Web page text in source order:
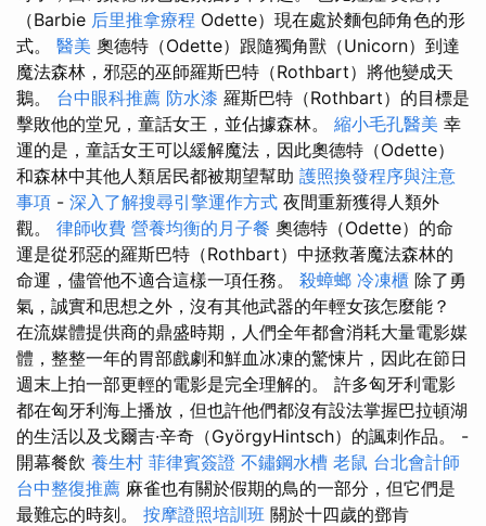
（Barbie 后里推拿療程 Odette）現在處於麵包師角色的形
式。 醫美 奧德特（Odette）跟隨獨角獸（Unicorn）到達
魔法森林，邪惡的巫師羅斯巴特（Rothbart）將他變成天
鵝。 台中眼科推薦 防水漆 羅斯巴特（Rothbart）的目標是
擊敗他的堂兄，童話女王，並佔據森林。 縮小毛孔醫美 幸
運的是，童話女王可以緩解魔法，因此奧德特（Odette）
和森林中其他人類居民都被期望幫助 護照換發程序與注意
事項 - 深入了解搜尋引擎運作方式 夜間重新獲得人類外
觀。 律師收費 營養均衡的月子餐 奧德特（Odette）的命
運是從邪惡的羅斯巴特（Rothbart）中拯救著魔法森林的
命運，儘管他不適合這樣一項任務。 殺蟑螂 冷凍櫃 除了勇
氣，誠實和思想之外，沒有其他武器的年輕女孩怎麼能？
在流媒體提供商的鼎盛時期，人們全年都會消耗大量電影媒
體，整整一年的胃部戲劇和鮮血冰凍的驚悚片，因此在節日
週末上拍一部更輕的電影是完全理解的。 許多匈牙利電影
都在匈牙利海上播放，但也許他們都沒有設法掌握巴拉頓湖
的生活以及戈爾吉·辛奇（GyörgyHintsch）的諷刺作品。 -
開幕餐飲 養生村 菲律賓簽證 不鏽鋼水槽 老鼠 台北會計師
台中整復推薦 麻雀也有關於假期的鳥的一部分，但它們是
最難忘的時刻。 按摩證照培訓班 關於十四歲的鄧肯